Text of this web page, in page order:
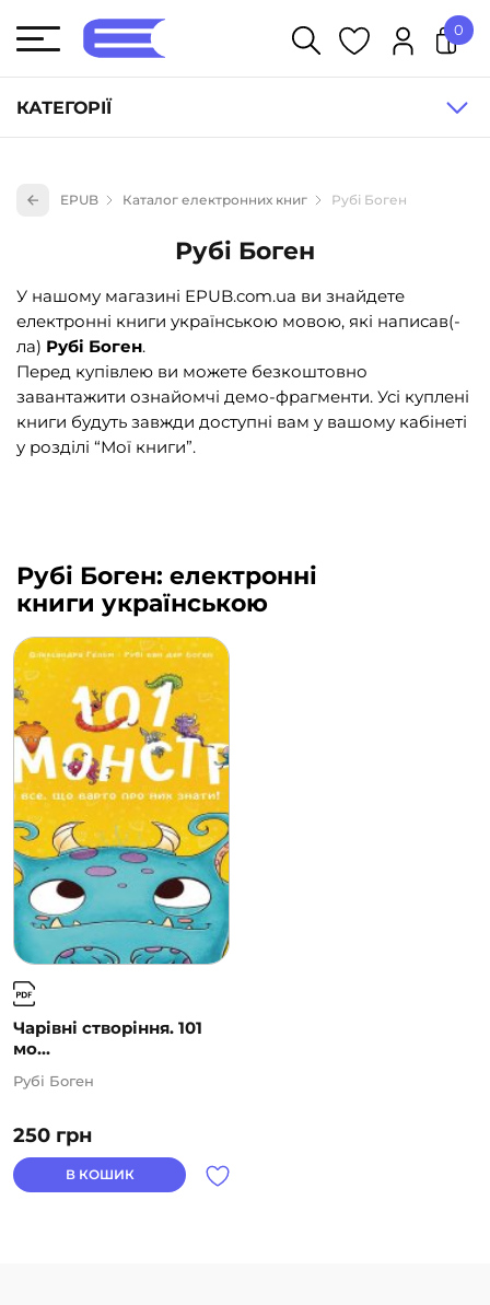
КАТЕГОРІЇ
Книги для дітей (835)
Книги для підлітків (240)
Науково-популярна література (1015)
Навчальна література та посібники (527)
Енциклопедії, довідники, словники (55)
Подарункові сертифікати (1)
0
EPUB Каталог електронних книг Рубі Боген
Рубі Боген
У нашому магазині EPUB.com.ua ви знайдете
електронні книги українською мовою, які написав(-
ла) Рубі Боген.
Перед купівлею ви можете безкоштовно
завантажити ознайомчі демо-фрагменти. Усі куплені
книги будуть завжди доступні вам у вашому кабінеті
у розділі “Мої книги”.
Рубі Боген: електронні
книги українською
Чарівні створіння. 101
мо...
250 грн
Рубі Боген
В КОШИК